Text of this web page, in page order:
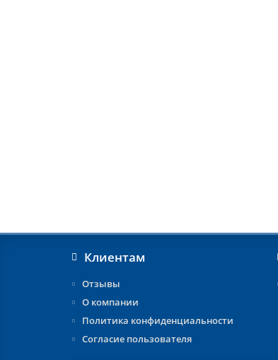
Клиентам
Отзывы
О компании
Политика конфиденциальности
Согласие пользователя